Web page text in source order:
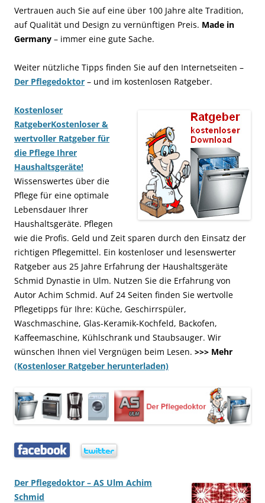
Vertrauen auch Sie auf eine über 100 Jahre alte Tradition,
auf Qualität und Design zu vernünftigen Preis. Made in
Germany – immer eine gute Sache.
Weiter nützliche Tipps finden Sie auf den Internetseiten –
Der Pflegedoktor – und im kostenlosen Ratgeber.
Kostenloser
RatgeberKostenloser &
wertvoller Ratgeber für
die Pflege Ihrer
Haushaltsgeräte!
Wissenswertes über die
Pflege für eine optimale
Lebensdauer Ihrer
Haushaltsgeräte. Pflegen
wie die Profis. Geld und Zeit sparen durch den Einsatz der
richtigen Pflegemittel. Ein kostenloser und lesenswerter
Ratgeber aus 25 Jahre Erfahrung der Haushaltsgeräte
Schmid Dynastie in Ulm. Nutzen Sie die Erfahrung von
Autor Achim Schmid. Auf 24 Seiten finden Sie wertvolle
Pflegetipps für Ihre: Küche, Geschirrspüler,
Waschmaschine, Glas-Keramik-Kochfeld, Backofen,
Kaffeemaschine, Kühlschrank und Staubsauger. Wir
wünschen Ihnen viel Vergnügen beim Lesen. >>> Mehr
(Kostenloser Ratgeber herunterladen)
Der Pflegedoktor – AS Ulm Achim
Schmid